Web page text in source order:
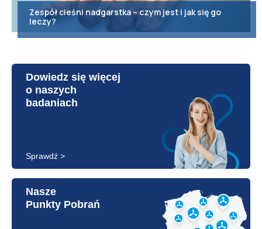
Zespół cieśni nadgarstka – czym jest i jak się go
leczy?
Dowiedz się więcej
o naszych
badaniach
Sprawdź >
Nasze
Punkty Pobrań